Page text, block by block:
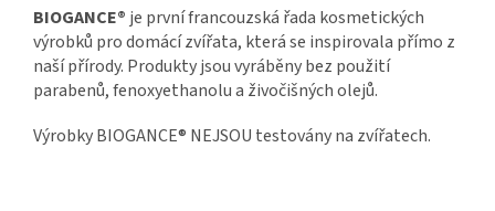
BIOGANCE® je první francouzská řada kosmetických
výrobků pro domácí zvířata, která se inspirovala přímo z
naší přírody. Produkty jsou vyráběny bez použití
parabenů, fenoxyethanolu a živočišných olejů.
Výrobky BIOGANCE® NEJSOU testovány na zvířatech.